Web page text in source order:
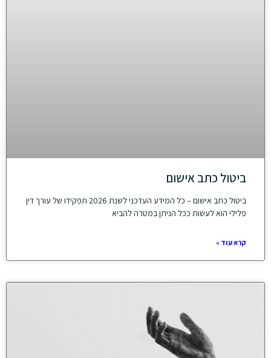
ביטול כתב אישום
ביטול כתב אישום – כל המידע העדכני לשנת 2026 תפקידו של עורך דין
פלילי הוא לעשות ככל הניתן במטרה להביא
קרא עוד »